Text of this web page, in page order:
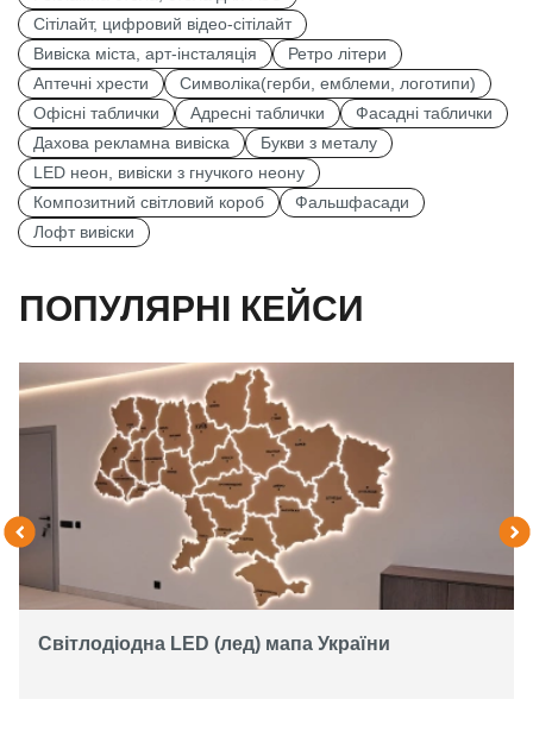
Сітілайт, цифровий відео-сітілайт
Вивіска міста, арт-інсталяція
Ретро літери
Аптечні хрести
Символіка(герби, емблеми, логотипи)
Офісні таблички
Адресні таблички
Фасадні таблички
Дахова рекламна вивіска
Букви з металу
LED неон, вивіски з гнучкого неону
Композитний світловий короб
Фальшфасади
Лофт вивіски
ПОПУЛЯРНІ КЕЙСИ
Світлодіодна LED (лед) мапа України